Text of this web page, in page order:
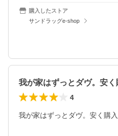
購入したストア
サンドラッグe-shop
4
我が家はずっとダヴ。安く購